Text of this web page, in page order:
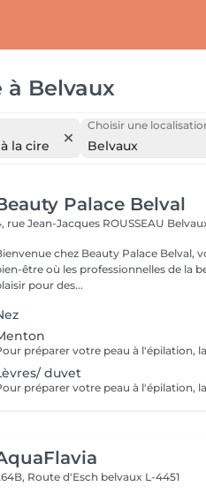
à Belvaux
la cire
Choisir une
Belvaux
Palace Belval
rue Jean-Jacques ROUSSEAU
chez Beauty Palace Belval,
être où les professionnelles de la
pour des...
duvet
Route d'Esch belvaux L-4451